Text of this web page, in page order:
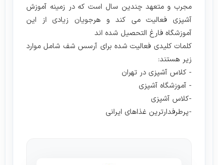
مجرب و متعهد چندین سال است که در زمینه آموزش
آشپزی فعالیت می کند و هرجویان زیادی از این
آموزشگاه فارغ التحصیل شده اند
کلمات کلیدی فعالیت شده برای آرسس شف شامل موارد
زیر هستند:
- کلاس آشپزی در تهران
- آموزشگاه آشپزی
-کلاس آشپزی
-پرطرفدارترین غذاهای ایرانی